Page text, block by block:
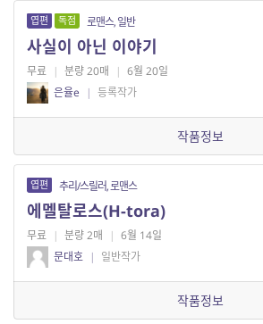
엽편 독점 로맨스, 일반
사실이 아닌 이야기
무료 | 분량 20매 | 6월 20일
은율e
| 등록작가
작품정보
엽편 추리/스릴러, 로맨스
에멜탈로스(H-tora)
무료 | 분량 2매 | 6월 14일
문대호 | 일반작가
작품정보